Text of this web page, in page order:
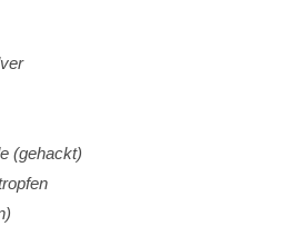
(gehackt)